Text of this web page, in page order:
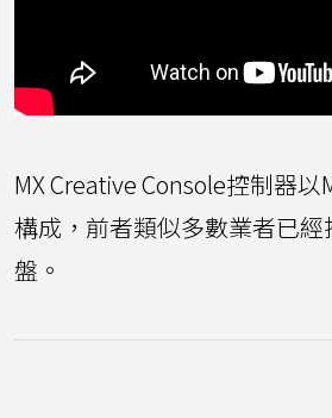
MX Creative Console控制器
構成，前者類似多數業者已
盤。